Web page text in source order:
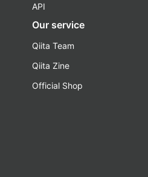
API
Our service
Qiita Team
Qiita Zine
Official Shop